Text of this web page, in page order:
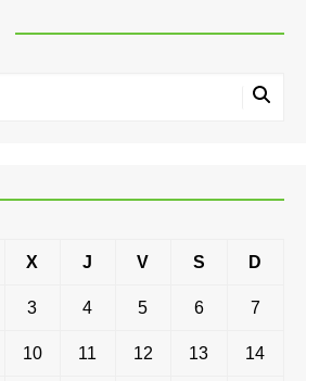
X J V S D
3 4 5 6 7
10 11 12 13 14